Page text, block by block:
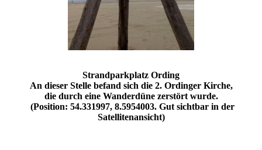
Strandparkplatz Ording
An dieser Stelle befand sich die 2. Ordinger Kirche,
die durch eine Wanderdüne zerstört wurde.
(Position: 54.331997, 8.5954003. Gut sichtbar in der
Satellitenansicht)